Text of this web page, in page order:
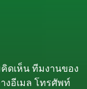
ดเห็น ทีมงานของ
งอีเมล โทรศัพท์